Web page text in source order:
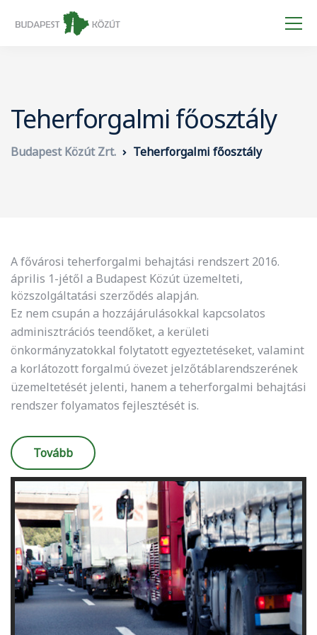
Teherforgalmi főosztály
Budapest Közút Zrt. Teherforgalmi főosztály
A fővárosi teherforgalmi behajtási rendszert 2016.
április 1-jétől a Budapest Közút üzemelteti,
közszolgáltatási szerződés alapján.
Ez nem csupán a hozzájárulásokkal kapcsolatos
adminisztrációs teendőket, a kerületi
önkormányzatokkal folytatott egyeztetéseket, valamint
a korlátozott forgalmú övezet jelzőtáblarendszerének
üzemeltetését jelenti, hanem a teherforgalmi behajtási
rendszer folyamatos fejlesztését is.
Tovább